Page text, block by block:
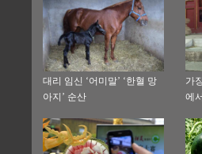
대리 임신 ‘어미말’ ‘한혈 망
아지’ 순산
가
에